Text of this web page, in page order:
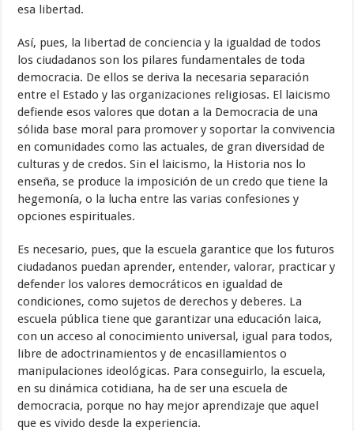
esa libertad.
Así, pues, la libertad de conciencia y la igualdad de todos
los ciudadanos son los pilares fundamentales de toda
democracia. De ellos se deriva la necesaria separación
entre el Estado y las organizaciones religiosas. El laicismo
defiende esos valores que dotan a la Democracia de una
sólida base moral para promover y soportar la convivencia
en comunidades como las actuales, de gran diversidad de
culturas y de credos. Sin el laicismo, la Historia nos lo
enseña, se produce la imposición de un credo que tiene la
hegemonía, o la lucha entre las varias confesiones y
opciones espirituales.
Es necesario, pues, que la escuela garantice que los futuros
ciudadanos puedan aprender, entender, valorar, practicar y
defender los valores democráticos en igualdad de
condiciones, como sujetos de derechos y deberes. La
escuela pública tiene que garantizar una educación laica,
con un acceso al conocimiento universal, igual para todos,
libre de adoctrinamientos y de encasillamientos o
manipulaciones ideológicas. Para conseguirlo, la escuela,
en su dinámica cotidiana, ha de ser una escuela de
democracia, porque no hay mejor aprendizaje que aquel
que es vivido desde la experiencia.